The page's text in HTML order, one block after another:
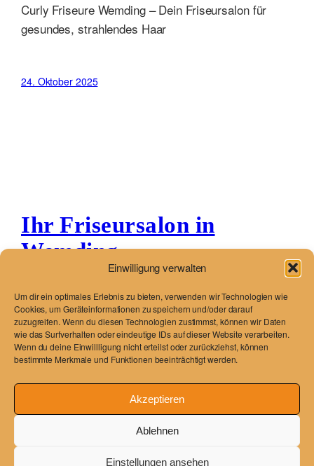
Einwilligung verwalten
Um dir ein optimales Erlebnis zu bieten, verwenden wir Technologien wie
Cookies, um Geräteinformationen zu speichern und/oder darauf
zuzugreifen. Wenn du diesen Technologien zustimmst, können wir Daten
wie das Surfverhalten oder eindeutige IDs auf dieser Website verarbeiten.
Wenn du deine Einwillligung nicht erteilst oder zurückziehst, können
bestimmte Merkmale und Funktionen beeinträchtigt werden.
Akzeptieren
Ablehnen
Einstellungen ansehen
Curly Friseure Wemding – Dein Friseursalon für
gesundes, strahlendes Haar
24. Oktober 2025
Ihr Friseursalon in
Wemding
Just another WordPress site
Blog
Autoren
Veranstaltungen
Themes